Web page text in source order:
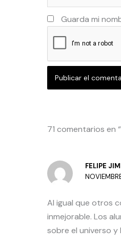
Guarda mi
71 comentarios en
FELIPE
Al igual que otros
inmejorable. Los
sobre el universo y